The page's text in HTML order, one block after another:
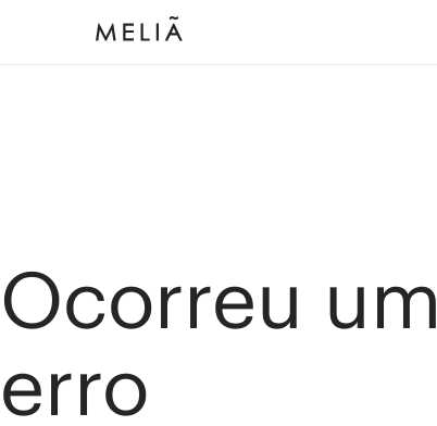
Ocorreu um
erro